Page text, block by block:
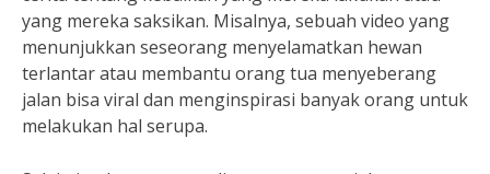
yang mereka saksikan. Misalnya, sebuah video yang
menunjukkan seseorang menyelamatkan hewan
terlantar atau membantu orang tua menyeberang
jalan bisa viral dan menginspirasi banyak orang untuk
melakukan hal serupa.